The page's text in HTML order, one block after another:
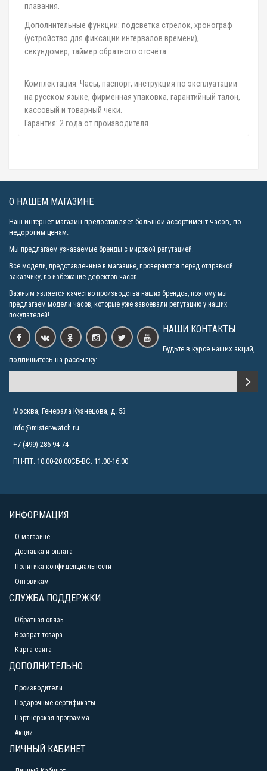
плавания.
Дополнительные функции: подсветка стрелок, хронограф
(устройство для фиксации интервалов времени),
секундомер, таймер обратного отсчёта.
Комплектация: Часы, паспорт, инструкция по эксплуатации
на русском языке, фирменная упаковка, гарантийный талон,
кассовый и товарный чеки.
Гарантия: 2 года от производителя
О НАШЕМ МАГАЗИНЕ
Наш интернет-магазин предоставляет большой ассортимент часов, по
недорогим ценам.
Мы предлагаем узнаваемые бренды с мировой репутацией.
Все модели, представленные в магазине, проверяются перед отправкой
заказчику, во избежание дефектов часов.
Важным является качество производства наших брендов, поэтому мы
предлагаем модели часов, которые уже завоевали репутацию у наших
покупателей!
НАШИ КОНТАКТЫ
Будьте в курсе наших акций,
подпишитесь на рассылку:
Москва, Генерала Кузнецова, д. 53
info@mister-watch.ru
+7 (499) 286-94-74
ПН-ПТ: 10:00-20:00СБ-ВС: 11:00-16:00
ИНФОРМАЦИЯ
О магазине
Доставка и оплата
Политика конфиденциальности
Оптовикам
СЛУЖБА ПОДДЕРЖКИ
Обратная связь
Возврат товара
Карта сайта
ДОПОЛНИТЕЛЬНО
Производители
Подарочные сертификаты
Партнерская программа
Акции
ЛИЧНЫЙ КАБИНЕТ